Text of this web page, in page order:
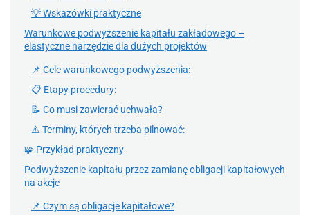
💡 Wskazówki praktyczne
Warunkowe podwyższenie kapitału zakładowego –
elastyczne narzędzie dla dużych projektów
📌 Cele warunkowego podwyższenia:
📋 Etapy procedury:
📝 Co musi zawierać uchwała?
⚠️ Terminy, których trzeba pilnować:
🧩 Przykład praktyczny
Podwyższenie kapitału przez zamianę obligacji kapitałowych
na akcje
📌 Czym są obligacje kapitałowe?